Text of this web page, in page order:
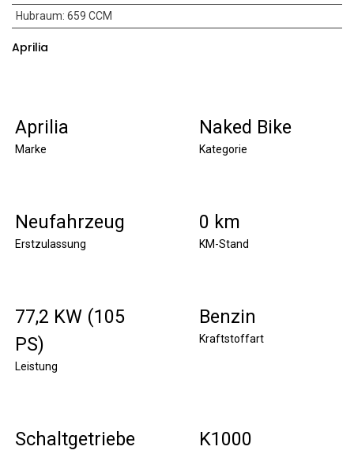
Hubraum: 659 CCM
Aprilia
Aprilia
Marke
Naked Bike
Kategorie
Neufahrzeug
Erstzulassung
0 km
KM-Stand
77,2 KW (105
PS)
Leistung
Benzin
Kraftstoffart
Schaltgetriebe K1000